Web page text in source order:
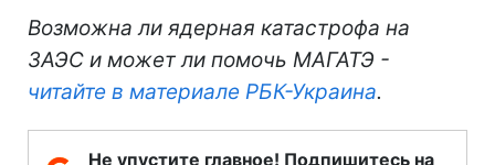
Возможна ли ядерная катастрофа на
ЗАЭС и может ли помочь МАГАТЭ -
читайте в материале РБК-Украина.
Не упустите главное! Подпишитесь на